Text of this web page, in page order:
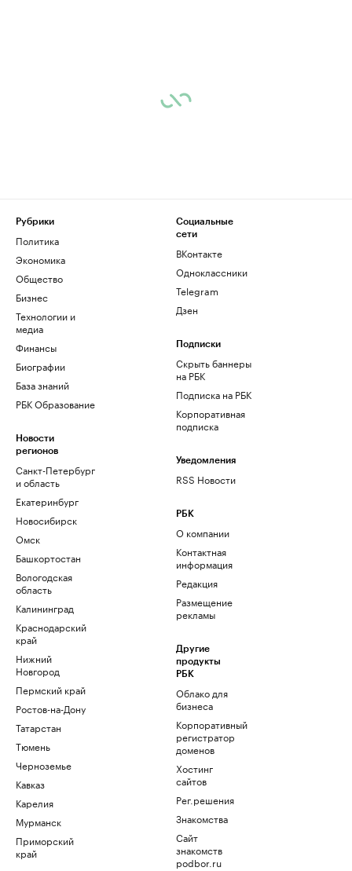
Рубрики
Политика
Экономика
Общество
Бизнес
Технологии и
медиа
Финансы
Биографии
База знаний
РБК Образование
Новости
регионов
Санкт-Петербург
и область
Екатеринбург
Новосибирск
Омск
Башкортостан
Вологодская
область
Калининград
Краснодарский
край
Нижний
Новгород
Пермский край
Ростов-на-Дону
Татарстан
Тюмень
Черноземье
Кавказ
Карелия
Мурманск
Приморский
край
Социальные
сети
ВКонтакте
Одноклассники
Telegram
Дзен
Подписки
Скрыть баннеры
на РБК
Подписка на РБК
Корпоративная
подписка
Уведомления
RSS Новости
РБК
О компании
Контактная
информация
Редакция
Размещение
рекламы
Другие
продукты
РБК
Облако для
бизнеса
Корпоративный
регистратор
доменов
Хостинг
сайтов
Рег.решения
Знакомства
Сайт
знакомств
podbor.ru